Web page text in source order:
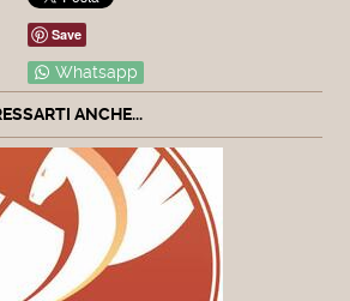
Save
Whatsapp
ANCHE...